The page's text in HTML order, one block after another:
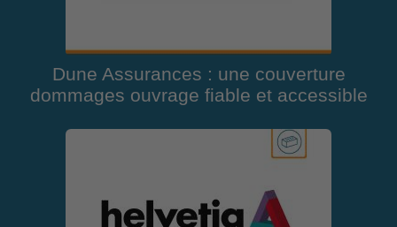
Dune Assurances : une couverture
dommages ouvrage fiable et accessible